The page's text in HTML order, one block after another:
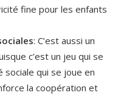
fine pour les enfants
: C’est aussi un
c’est un jeu qui se
sociale qui se joue en
la coopération et